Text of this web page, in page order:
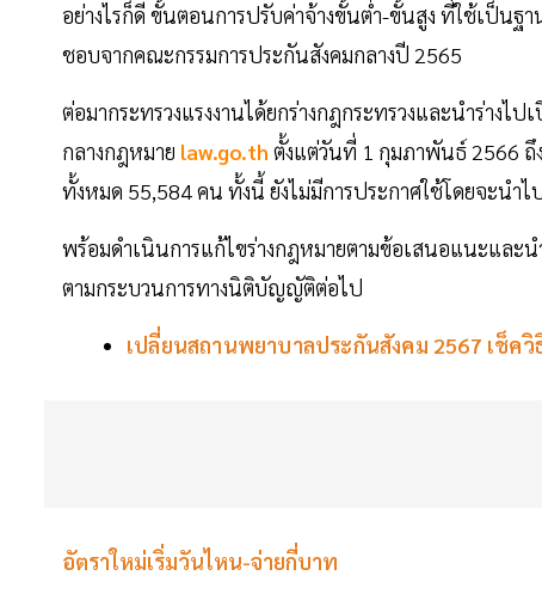
อย่างไรก็ดี ขั้นตอนการปรับค่าจ้างขั้นต่ำ-ขั้นสูง ที่ใช้เป็น
ชอบจากคณะกรรมการประกันสังคมกลางปี 2565
ต่อมากระทรวงแรงงานได้ยกร่างกฎกระทรวงและนำร่าง
กลางกฎหมาย law.go.th ตั้งแต่วันที่ 1 กุมภาพันธ์ 2566
ทั้งหมด 55,584 คน ทั้งนี้ ยังไม่มีการประกาศใช้โดยจะน
พร้อมดำเนินการแก้ไขร่างกฎหมายตามข้อเสนอแนะแล
ตามกระบวนการทางนิติบัญญัติต่อไป
เปลี่ยนสถานพยาบาลประกันสังคม 2567 เช็ค
อัตราใหม่เริ่มวันไหน-จ่ายกี่บาท